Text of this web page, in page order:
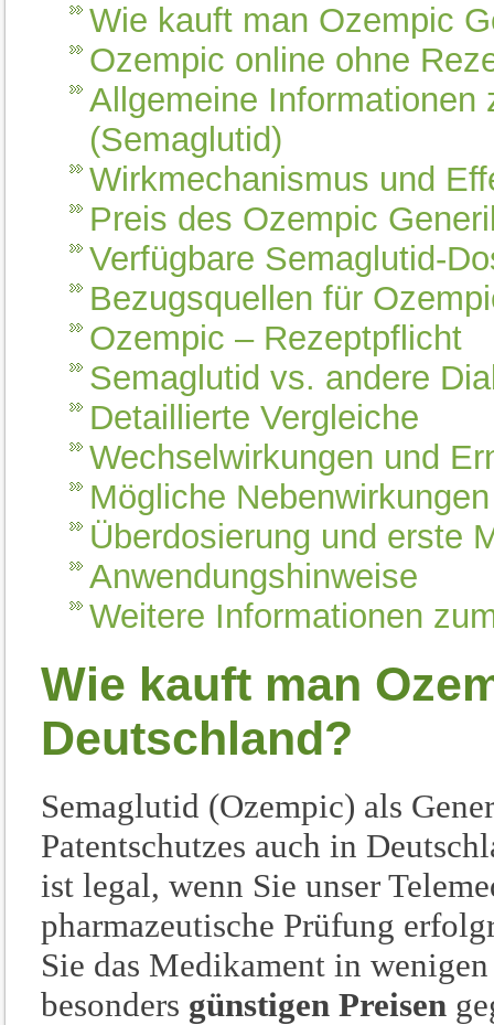
Wie kauft man Ozempic
Ozempic online ohne
Allgemeine Informationen
(Semaglutid)
Wirkmechanismus und
Preis des Ozempic
Verfügbare Semaglutid-
Bezugsquellen für
Ozempic – Rezeptpflicht
Semaglutid vs. andere
Detaillierte Vergleiche
Wechselwirkungen und
Mögliche Nebenwirkungen
Überdosierung und erste
Anwendungshinweise
Weitere Informationen
Wie kauft man
Deutschland?
Semaglutid (Ozempic) als
Patentschutzes auch in
ist legal, wenn Sie unser
pharmazeutische Prüfung
Sie das Medikament in
besonders günstigen Preisen